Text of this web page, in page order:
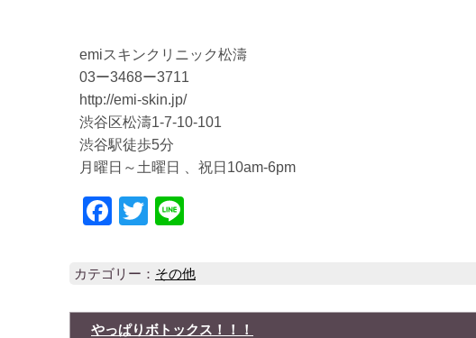
emiスキンクリニック松濤
03ー3468ー3711
http://emi-skin.jp/
渋谷区松濤1-7-10-101
渋谷駅徒歩5分
月曜日～土曜日 、祝日10am-6pm
Facebook
Twitter
カテゴリー： その他
やっぱりボトックス！！！